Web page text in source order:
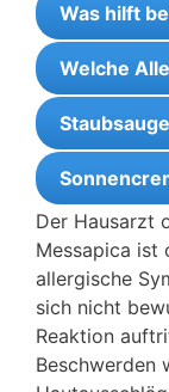
Was hilft
Welche
Der Hausarzt
Messapica ist
allergische
sich nicht
Reaktion
Beschwerden